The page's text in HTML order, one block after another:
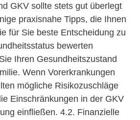
GKV sollte stets gut überlegt
praxisnahe Tipps, die Ihnen
für Sie beste Entscheidung zu
bewerten
Ihren Gesundheitszustand
Wenn Vorerkrankungen
mögliche Risikozuschläge
Einschränkungen in der GKV
einfließen. 4.2. Finanzielle